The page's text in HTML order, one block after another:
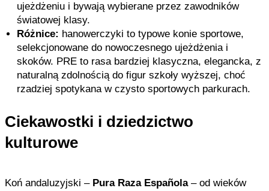
ujeżdżeniu i bywają wybierane przez zawodników
światowej klasy.
Różnice: hanowerczyki to typowe konie sportowe,
selekcjonowane do nowoczesnego ujeżdżenia i
skoków. PRE to rasa bardziej klasyczna, elegancka, z
naturalną zdolnością do figur szkoły wyższej, choć
rzadziej spotykana w czysto sportowych parkurach.
Ciekawostki i dziedzictwo
kulturowe
Koń andaluzyjski – Pura Raza Española– od wieków